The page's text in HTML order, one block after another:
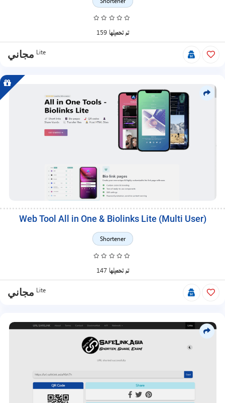
159 تم تحميلها
مجاني Lite
Web Tool All in One & Biolinks Lite (Multi User)
Shortener
147 تم تحميلها
مجاني Lite